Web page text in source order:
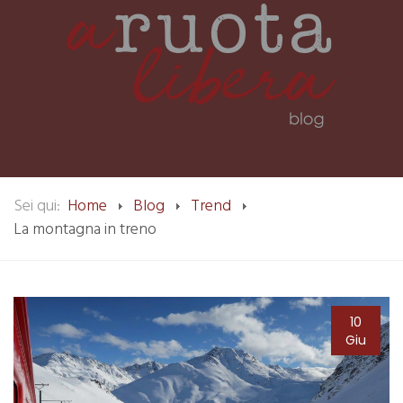
Sei qui: Home Blog
Trend
La montagna in treno
10
Giu